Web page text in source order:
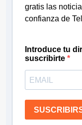
gratis las
confianza de
Introduce tu
suscribirte